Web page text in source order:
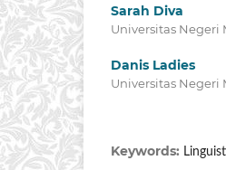
Sarah Diva
Universitas Negeri
Danis Ladies
Universitas Negeri
Keywords: